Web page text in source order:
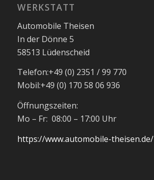
WERKSTATT
Automobile Theisen
In der Dönne 5
58513 Lüdenscheid
Telefon:+49 (0) 2351 / 99 770
Mobil:+49 (0) 170 58 06 936
Öffnungszeiten:
Mo – Fr: 08:00 – 17:00 Uhr
https://www.automobile-theisen.de/